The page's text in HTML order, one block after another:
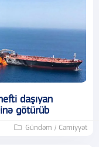
daşıyan
götürüb
Gündəm / Cəmiyyət